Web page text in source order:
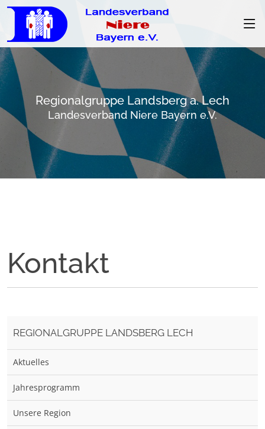
Regionalgruppe Landsberg a. Lech
Landesverband Niere Bayern e.V.
Kontakt
REGIONALGRUPPE LANDSBERG LECH
Aktuelles
Jahresprogramm
Unsere Region